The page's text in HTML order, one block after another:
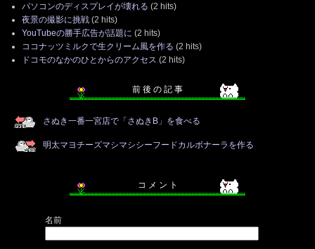
パソコンのディスプレイが壊れる (2 hits)
夜景の撮影に挑戦 (2 hits)
YouTubeの勝手広告が話題に (2 hits)
ココナッツミルクで生クリーム風を作る (2 hits)
ドコモのなかのひとからのアクセス (2 hits)
前 後 の 記 事
さぬき一番一宮店で「さぬきB」を食べる
明太マヨチーズマシマシシーフードカルボナーラを作る
コ メ ン ト
名前